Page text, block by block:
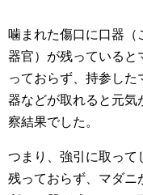
噛まれた傷口に口器（
器官）が残っていると
っておらず、持参した
器などが取れると元気
察結果でした。
つまり、強引に取って
残っておらず、マダニ